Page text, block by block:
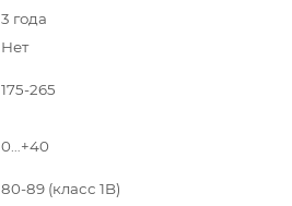
3 года
Нет
175-265
0…+40
80-89 (класс 1B)